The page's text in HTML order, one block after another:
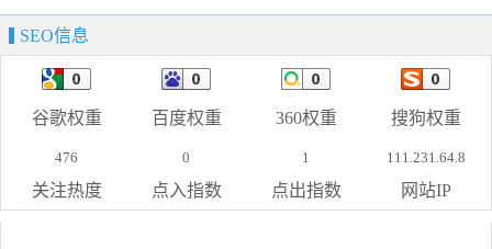
SEO信息
谷歌权重 百度权重 360权重 搜狗权重
476
关注热度
0
点入指数
1
点出指数
111.231.64.8
网站IP